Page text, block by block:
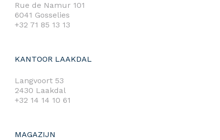
Rue de Namur 101
6041 Gosselies
+32 71 85 13 13
KANTOOR LAAKDAL
Langvoort 53
2430 Laakdal
+32 14 14 10 61
MAGAZIJN